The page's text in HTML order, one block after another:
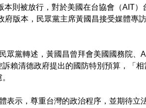
則被放行，對於美國在台協會（AIT）
府版本，民眾黨主席黃國昌接受媒體專
眾黨轉述，黃國昌曾拜會美國國務院、
賴清德政府提出的國防特別預算，「相
表示，尊重台灣的政治程序，並期待立